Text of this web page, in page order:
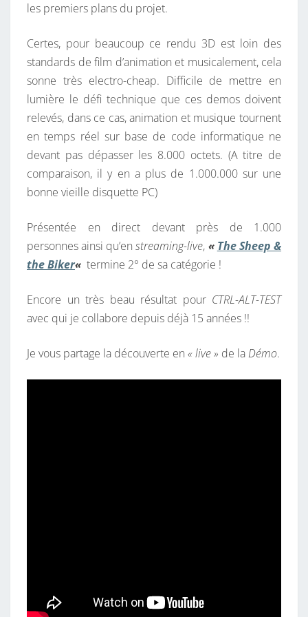
les premiers plans du projet.
Certes, pour beaucoup ce rendu 3D est loin des
standards de film d’animation et musicalement, cela
sonne très electro-cheap. Difficile de mettre en
lumière le défi technique que ces demos doivent
relevés, dans ce cas, animation et musique tournent
en temps réel sur base de code informatique ne
devant pas dépasser les 8.000 octets. (A titre de
comparaison, il y en a plus de 1.000.000 sur une
bonne vieille disquette PC)
Présentée en direct devant près de 1.000
personnes ainsi qu’enstreaming-live, « The Sheep &
the Biker« termine 2° de sa catégorie !
Encore un très beau résultat pour CTRL-ALT-TEST
avec qui je collabore depuis déjà 15 années !!
Je vous partage la découverte en « live » de laDémo.